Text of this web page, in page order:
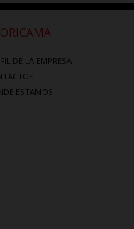
DE LA EMPRESA
ESTAMOS